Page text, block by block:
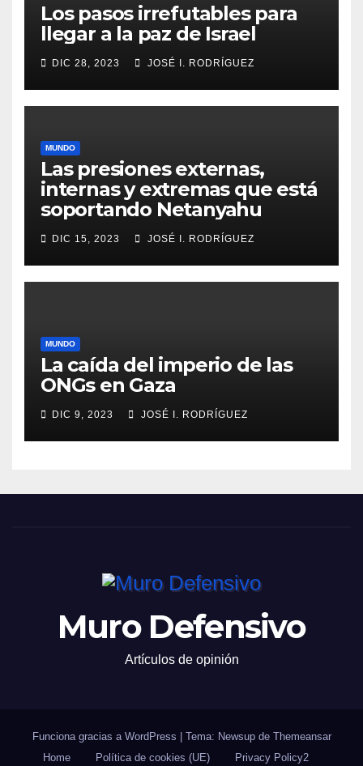
Los pasos irrefutables para
llegar a la paz de Israel
DIC 28, 2023 JOSÉ I. RODRÍGUEZ
MUNDO
Las presiones externas,
internas y extremas que está
soportando Netanyahu
DIC 15, 2023 JOSÉ I. RODRÍGUEZ
MUNDO
La caída del imperio de las
ONGs en Gaza
DIC 9, 2023 JOSÉ I. RODRÍGUEZ
Muro Defensivo
Artículos de opinión
Funciona gracias a WordPress Tema: Newsup de Themeansar
Home
Política de cookies (UE) Privacy Policy2